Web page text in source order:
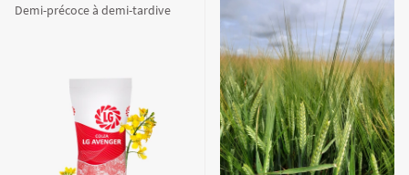
Demi-précoce à demi-tardive